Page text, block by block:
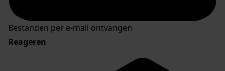
Bestanden per e-mail ontvangen
Reageren